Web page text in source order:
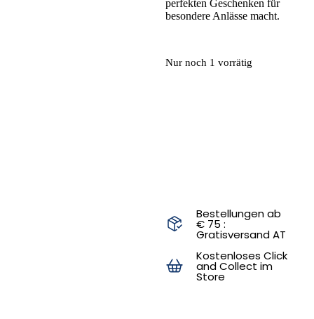
perfekten Geschenken für
besondere Anlässe macht.
Nur noch 1 vorrätig
Bestellungen ab
€ 75 :
Gratisversand AT
Kostenloses Click
and Collect im
Store